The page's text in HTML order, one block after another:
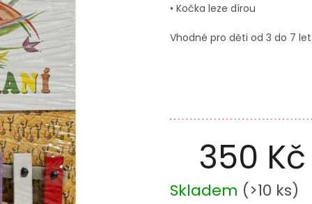
350 Kč
Měrná
cena:
Skladem (>10 ks)
• Kočka leze dírou
Vhodné pro děti od 3 do 7 let.